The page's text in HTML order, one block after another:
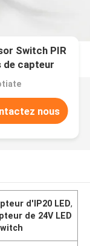
Switch PIR
de capteur
de Cabinet
nous
d'IP20 LED,
de 24V LED